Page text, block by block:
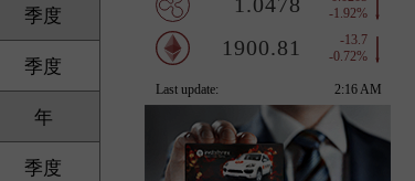
季度
季度
年
季度